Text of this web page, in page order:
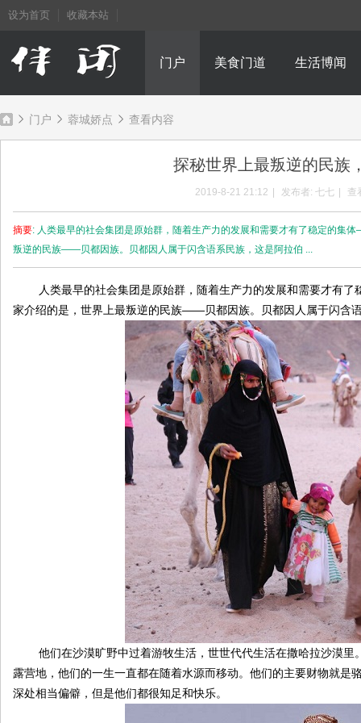
设为首页 收藏本站
门户 美食门道 生活博闻
门户 蓉城娇点 查看内容
探秘世界上最叛逆的民族
2019-8-21 21:12 发布者: 七七 查
摘要: 人类最早的社会集团是原始群，随着生产力的发展和需要才有了稳定的
叛逆的民族——贝都因族。贝都因人属于闪含语系民族，这是阿拉伯 ...
人类最早的社会集团是原始群，随着生产力的发展和需要才有
家介绍的是，世界上最叛逆的民族——贝都因族。贝都因人属于闪含
他们在沙漠旷野中过着游牧生活，世世代代生活在撒哈拉沙漠里
露营地，他们的一生一直都在随着水源而移动。他们的主要财物就
深处相当偏僻，但是他们都很知足和快乐。